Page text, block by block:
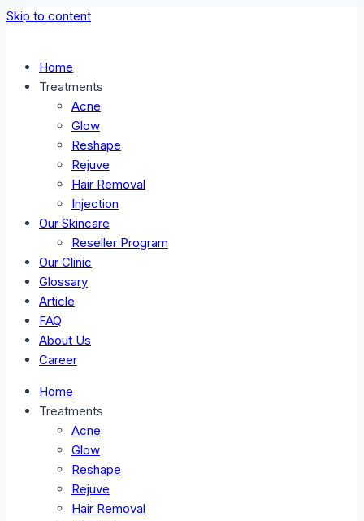
Skip to content
Home
Treatments
Acne
Glow
Reshape
Rejuve
Hair Removal
Injection
Our Skincare
Reseller Program
Our Clinic
Glossary
Article
FAQ
About Us
Career
Home
Treatments
Acne
Glow
Reshape
Rejuve
Hair Removal